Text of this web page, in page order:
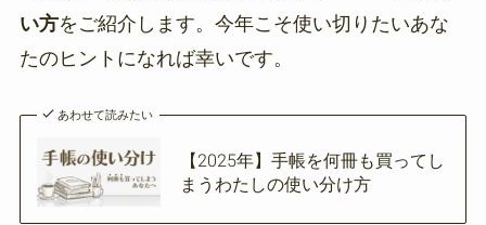
い方をご紹介します。今年こそ使い切りたいあな
たのヒントになれば幸いです。
あわせて読みたい
【2025年】手帳を何冊も買ってし
まうわたしの使い分け方